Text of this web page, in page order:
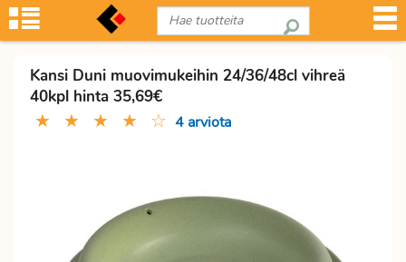
Kansi Duni muovimukeihin 24/36/48cl vihreä
40kpl hinta 35,69€
★ ★ ★ ★ ☆ 4 arviota